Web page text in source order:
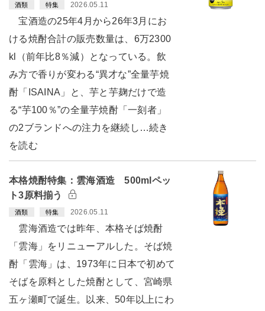
酒類 特集 2026.05.11
宝酒造の25年4月から26年3月にお
ける焼酎合計の販売数量は、6万2300
kl（前年比8％減）となっている。飲
み方で香りが変わる“異才な”全量芋焼
酎「ISAINA」と、芋と芋麹だけで造
る“芋100％”の全量芋焼酎「一刻者」
の2ブランドへの注力を継続し…続き
を読む
本格焼酎特集：雲海酒造 500mlペッ
ト3原料揃う
酒類 特集 2026.05.11
雲海酒造では昨年、本格そば焼酎
「雲海」をリニューアルした。そば焼
酎「雲海」は、1973年に日本で初めて
そばを原料とした焼酎として、宮崎県
五ヶ瀬町で誕生。以来、50年以上にわ